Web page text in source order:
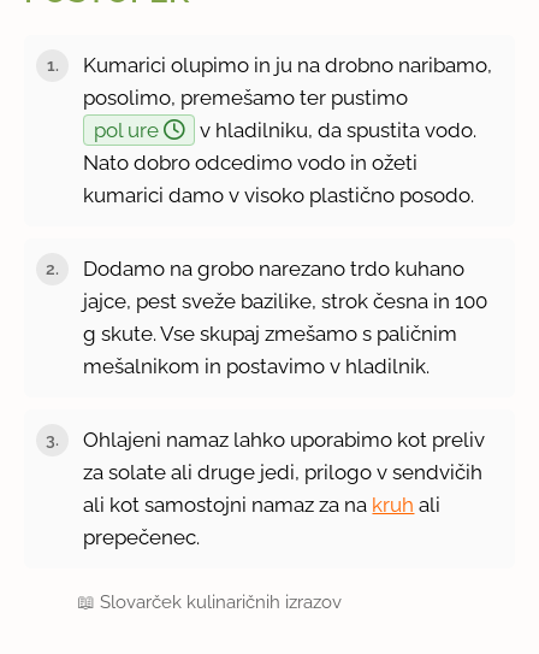
Kumarici olupimo in ju na drobno naribamo,
posolimo, premešamo ter pustimo
pol ure
v hladilniku, da spustita vodo.
Nato dobro odcedimo vodo in ožeti
kumarici damo v visoko plastično posodo.
Dodamo na grobo narezano trdo kuhano
jajce, pest sveže bazilike, strok česna in 100
g skute. Vse skupaj zmešamo s paličnim
mešalnikom in postavimo v hladilnik.
Ohlajeni namaz lahko uporabimo kot preliv
za solate ali druge jedi, prilogo v sendvičih
ali kot samostojni namaz za na kruh ali
prepečenec.
📖Slovarček kulinaričnih izrazov